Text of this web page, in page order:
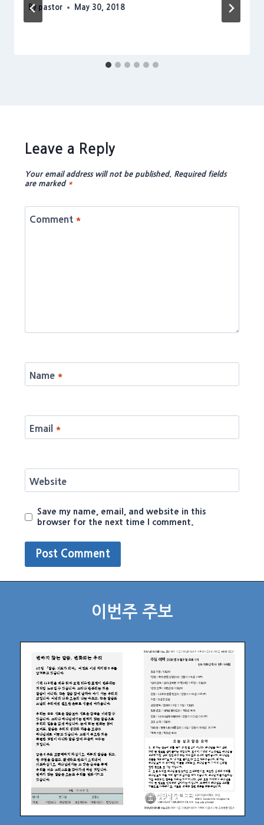
By pastor May 30, 2018
Leave a Reply
Your email address will not be published. Required fields
are marked *
Comment *
Name *
Email *
Website
Save my name, email, and website in this
browser for the next time I comment.
이번주 주보